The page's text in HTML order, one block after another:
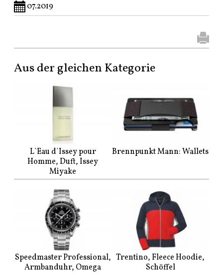
07.2019
Aus der gleichen Kategorie
L`Eau d`Issey pour
Homme, Duft, Issey
Miyake
Brennpunkt Mann: Wallets
Speedmaster Professional,
Armbanduhr, Omega
Trentino, Fleece Hoodie,
Schöffel